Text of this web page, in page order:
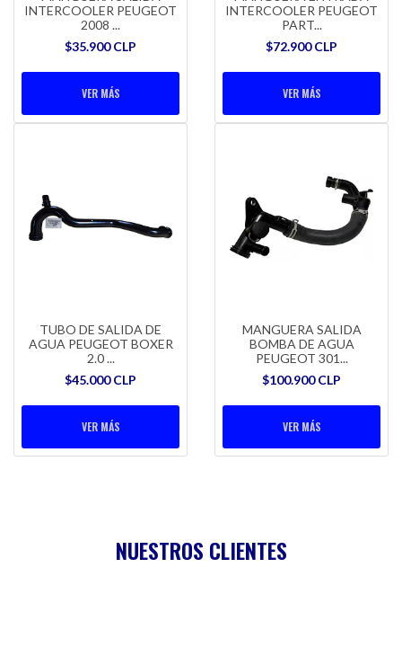
INTERCOOLER PEUGEOT
2008 ...
$35.900 CLP
VER MÁS
INTERCOOLER PEUGEOT
PART...
$72.900 CLP
VER MÁS
TUBO DE SALIDA DE
AGUA PEUGEOT BOXER
2.0 ...
$45.000 CLP
VER MÁS
MANGUERA SALIDA
BOMBA DE AGUA
PEUGEOT 301...
$100.900 CLP
VER MÁS
NUESTROS CLIENTES